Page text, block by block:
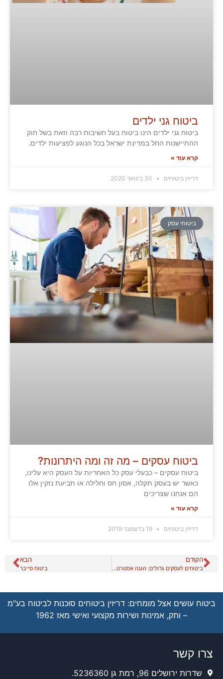
ביטוח גני ילדים
ביטוח גני ילדים הינו ביטוח בעל חשיבות רבה וזאת בשל חוק
ההתיישנות החל במדינת ישראל בכל הנוגע לפציעות ילדים.
קרא עוד »
דריזין ביטוחים
ביטוחי עסק
ביטוח עסקים – מה זה ומה היתרונות?
ביטוח עסקים – כבעלי עסק כל האחריות על העסק היא עלינו,
כאשר יש בעסק תקלה, אסון חס וחלילה או תביעת נזקין אלו
הם אנחנו שצריכים
קרא עוד »
דריזין ביטוחים
הקודם
ביטוחים לעסקים גדולים: הגנה אסטרטגית על נכסים ופעילות העסק
הבא
ביטוח סייבר
ביטוח עושים אצל מומחים: דריזין ביטוחים סוכנות לביטוח בע"מ
– ותק, אמינות ושירות מקצועי ואישי מאז 1962
צרו קשר
שדרות ירושלים 96, רמת גן 5236360.